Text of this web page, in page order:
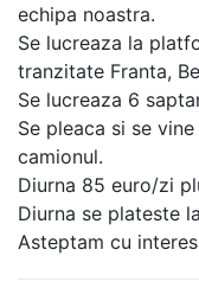
echipa noastra.
Se lucreaza la
tranzitate Franta,
Se lucreaza 6
Se pleaca si se
camionul.
Diurna 85 euro/zi
Diurna se plateste
Asteptam cu